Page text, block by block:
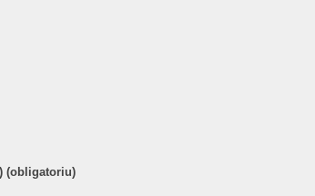
(obligatoriu)